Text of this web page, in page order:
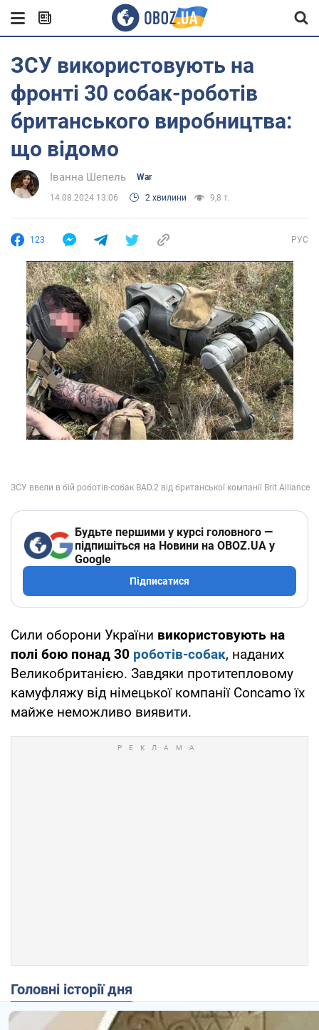
ЗСУ використовують на
фронті 30 собак-роботів
британського виробництва:
що відомо
Іванна Шепель War
14.08.2024 13:06 2 хвилини 9,8 т.
123 РУС
Будьте першими у курсі головного —
підпишіться на Новини на OBOZ.UA у
Google
Підписатися
Сили оборони України використовують на
полі бою понад 30 роботів-собак, наданих
Великобританією. Завдяки протитепловому
камуфляжу від німецької компанії Concamo їх
майже неможливо виявити.
Головні історії дня